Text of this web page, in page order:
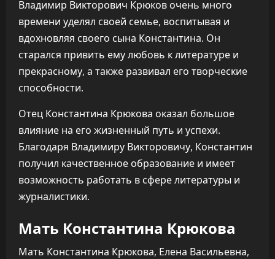
Владимир Викторович Крюков очень много
времени уделял своей семье, воспитывая и
вдохновляя своего сына Константина. Он
старался привить ему любовь к литературе и
прекрасному, а также развивал его творческие
способности.
Отец Константина Крюкова оказал большое
влияние на его жизненный путь и успехи.
Благодаря Владимиру Викторовичу, Константин
получил качественное образование и имеет
возможность работать в сфере литературы и
журналистики.
Мать Константина Крюкова
Мать Константина Крюкова, Елена Васильевна,